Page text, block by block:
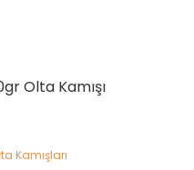
Olta Kamışı
Kamışları